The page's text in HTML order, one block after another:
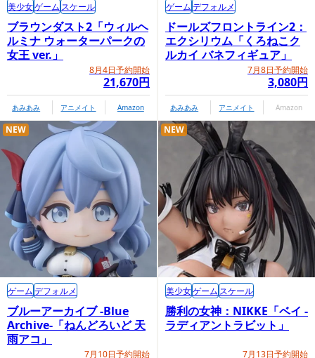
ブラウンダスト2「ウィルヘ
ルミナ ウォーターパークの
女王 ver.」
8月4日予約開始
21,670円
美少女ゲーム スケール
あみあみ アニメイト Amazon
ドールズフロントライン2：
エクシリウム「くろねこク
ルカイ バネフィギュア」
7月8日予約開始
3,080円
ゲームデフォルメ
あみあみ アニメイト Amazon
ブルーアーカイブ -Blue
Archive-「ねんどろいど 天
雨アコ」
7月10日予約開始
NEW
ゲームデフォルメ
勝利の女神：NIKKE「ベイ -
ラディアントラビット」
7月13日予約開始
NEW
美少女ゲーム スケール